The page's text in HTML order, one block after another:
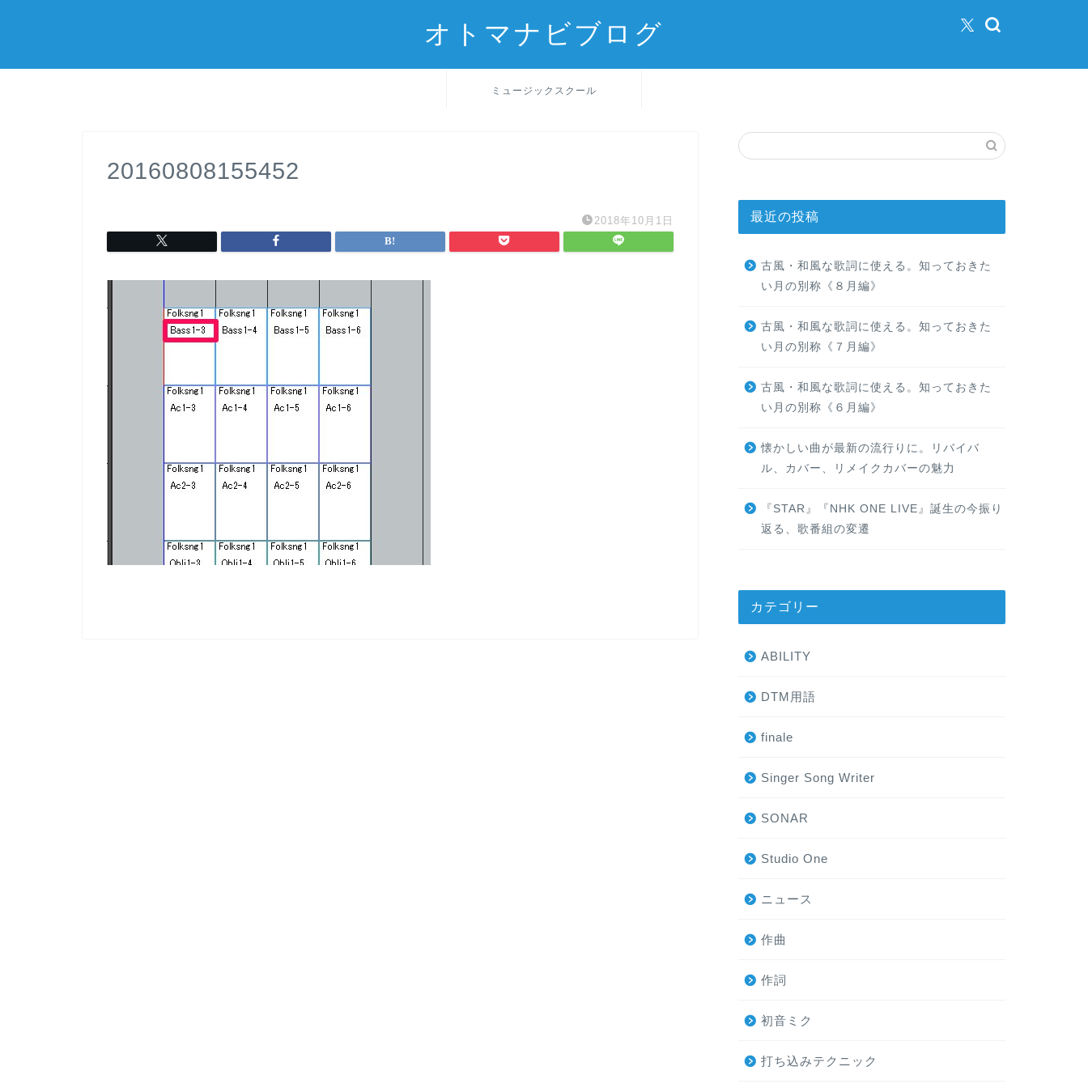
オトマナビブログ
ミュージックスクール
20160808155452
2018年10月1日 最近の投稿
古風・和風な歌詞に使える。知っておきた
い月の別称《８月編》
古風・和風な歌詞に使える。知っておきた
い月の別称《７月編》
古風・和風な歌詞に使える。知っておきた
い月の別称《６月編》
懐かしい曲が最新の流行りに。リバイバ
ル、カバー、リメイクカバーの魅力
『STAR』『NHK ONE LIVE』誕生の今振り
返る、歌番組の変遷
カテゴリー
ABILITY
DTM用語
finale
Singer Song Writer
SONAR
Studio One
ニュース
作曲
作詞
初音ミク
打ち込みテクニック